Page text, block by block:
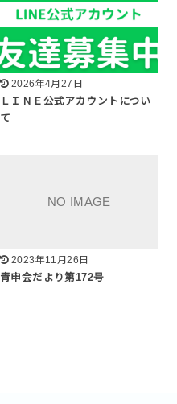
2026年4月27日
ＬＩＮＥ公式アカウントについ
て
2023年11月26日
青申会だより第172号